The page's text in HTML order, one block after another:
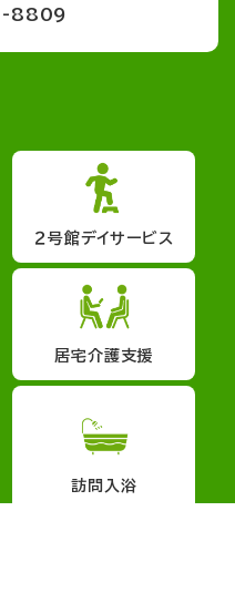
8809
２号館デイサービス
居宅介護支援
訪問入浴